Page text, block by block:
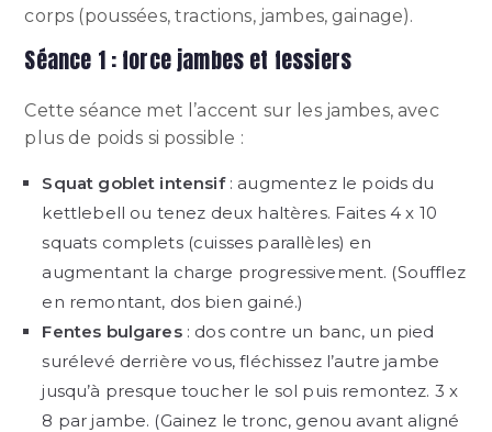
corps (poussées, tractions, jambes, gainage).
Séance 1 : force jambes et fessiers
Cette séance met l’accent sur les jambes, avec
plus de poids si possible :
Squat goblet intensif: augmentez le poids du
kettlebell ou tenez deux haltères. Faites 4 x 10
squats complets (cuisses parallèles) en
augmentant la charge progressivement. (Soufflez
en remontant, dos bien gainé.)
Fentes bulgares: dos contre un banc, un pied
surélevé derrière vous, fléchissez l’autre jambe
jusqu’à presque toucher le sol puis remontez. 3 x
8 par jambe. (Gainez le tronc, genou avant aligné